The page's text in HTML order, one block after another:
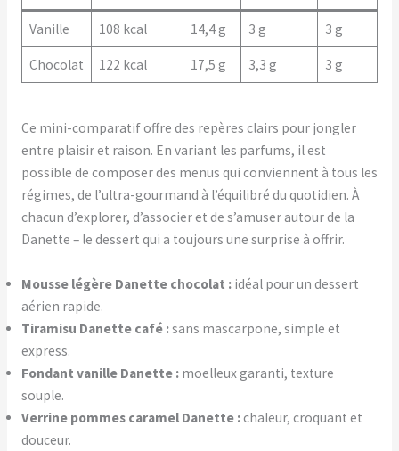
Vanille 108 kcal 14,4 g 3 g 3 g
Chocolat 122 kcal 17,5 g 3,3 g 3 g
Ce mini-comparatif offre des repères clairs pour jongler
entre plaisir et raison. En variant les parfums, il est
possible de composer des menus qui conviennent à tous les
régimes, de l’ultra-gourmand à l’équilibré du quotidien. À
chacun d’explorer, d’associer et de s’amuser autour de la
Danette – le dessert qui a toujours une surprise à offrir.
Mousse légère Danette chocolat :idéal pour un dessert
aérien rapide.
Tiramisu Danette café :sans mascarpone, simple et
express.
Fondant vanille Danette :moelleux garanti, texture
souple.
Verrine pommes caramel Danette :chaleur, croquant et
douceur.